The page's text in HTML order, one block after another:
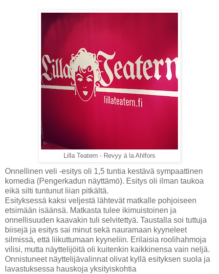
Lilla Teatern - Revyy á la Ahlfors
Onnellinen veli -esitys oli 1,5 tuntia kestävä sympaattinen
komedia (Pengerkadun näyttämö). Esitys oli ilman taukoa
eikä silti tuntunut liian pitkältä.
Esityksessä kaksi veljestä lähtevät matkalle pohjoiseen
etsimään isäänsä. Matkasta tulee ikimuistoinen ja
onnellisuuden kaavakin tuli selvitettyä. Taustalla soi tuttuja
biisejä ja esitys sai minut sekä nauramaan kyyneleet
silmissä, että liikuttumaan kyyneliin. Erilaisia roolihahmoja
vilisi, mutta näyttelijöitä oli kuitenkin kaikkinensa vain neljä.
Onnistuneet näyttelijävalinnat olivat kyllä esityksen suola ja
lavastuksessa hauskoja yksityiskohtia